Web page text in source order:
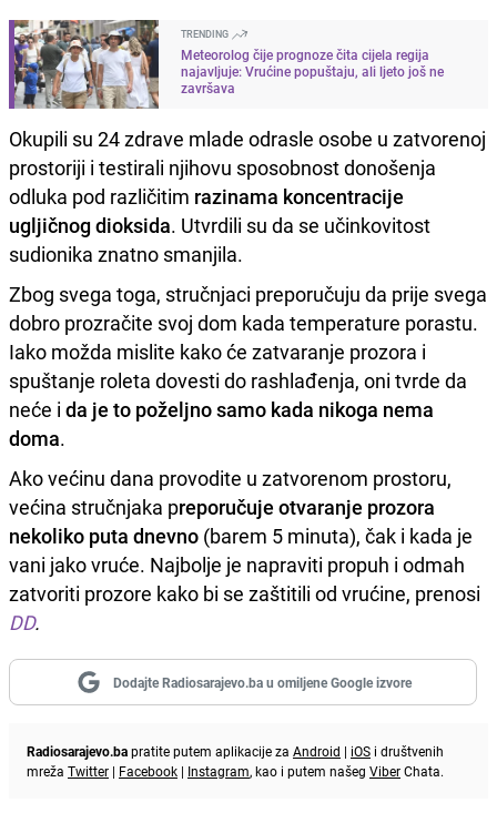
TRENDING
Meteorolog čije prognoze čita cijela regija
najavljuje: Vrućine popuštaju, ali ljeto još ne
završava
Okupili su 24 zdrave mlade odrasle osobe u zatvorenoj
prostoriji i testirali njihovu sposobnost donošenja
odluka pod različitim razinama koncentracije
ugljičnog dioksida. Utvrdili su da se učinkovitost
sudionika znatno smanjila.
Zbog svega toga, stručnjaci preporučuju da prije svega
dobro prozračite svoj dom kada temperature porastu.
Iako možda mislite kako će zatvaranje prozora i
spuštanje roleta dovesti do rashlađenja, oni tvrde da
neće i da je to poželjno samo kada nikoga nema
doma.
Ako većinu dana provodite u zatvorenom prostoru,
većina stručnjaka preporučuje otvaranje prozora
nekoliko puta dnevno (barem 5 minuta), čak i kada je
vani jako vruće. Najbolje je napraviti propuh i odmah
zatvoriti prozore kako bi se zaštitili od vrućine, prenosi
DD.
Dodajte Radiosarajevo.ba u omiljene Google izvore
Radiosarajevo.bapratite putem aplikacije za Android | iOS i društvenih
mreža Twitter | Facebook | Instagram, kao i putem našeg ViberChata.